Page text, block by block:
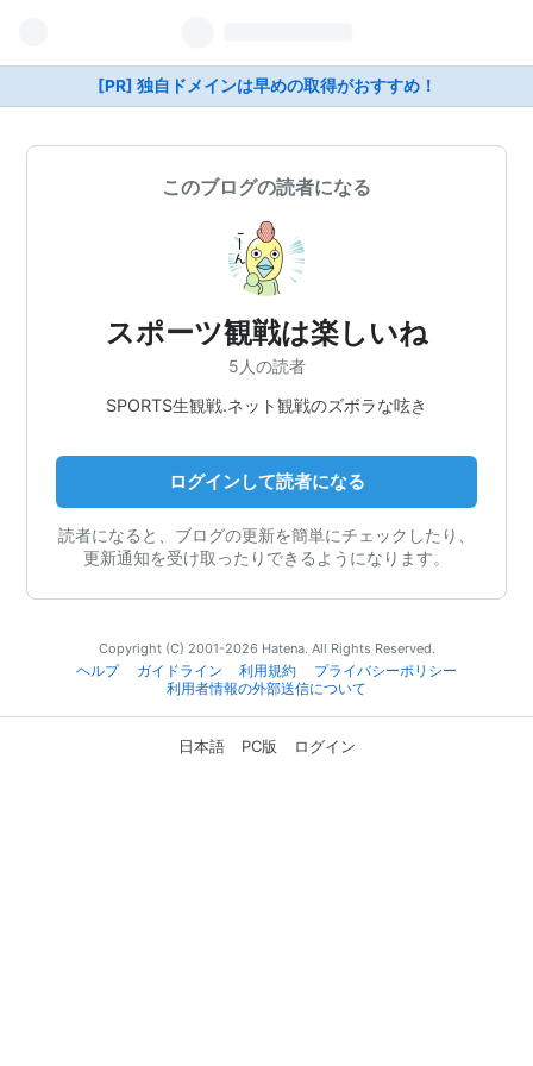
[PR] 独自ドメインは早めの取得がおすすめ！
このブログの読者になる
スポーツ観戦は楽しいね
5人の読者
SPORTS生観戦.ネット観戦のズボラな呟き
ログインして読者になる
読者になると、ブログの更新を簡単にチェックしたり、
更新通知を受け取ったりできるようになります。
Copyright (C) 2001-2026 Hatena. All Rights Reserved.
ヘルプ
ガイドライン 利用規約
プライバシーポリシー
利用者情報の外部送信について
日本語 PC版 ログイン